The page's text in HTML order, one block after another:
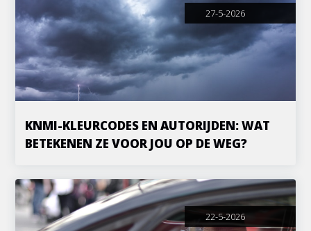
27-5-2026
KNMI-KLEURCODES EN AUTORIJDEN: WAT
BETEKENEN ZE VOOR JOU OP DE WEG?
22-5-2026